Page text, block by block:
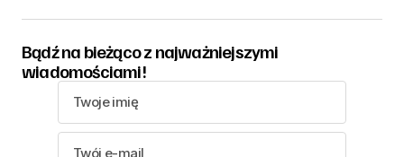
Bądź na bieżąco z najważniejszymi
wiadomościami!